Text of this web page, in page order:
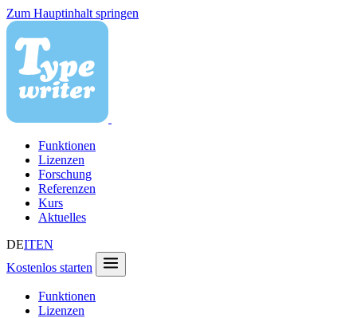
Zum Hauptinhalt springen
Funktionen
Lizenzen
Forschung
Referenzen
Kurs
Aktuelles
DEITEN
Kostenlos starten
Funktionen
Lizenzen